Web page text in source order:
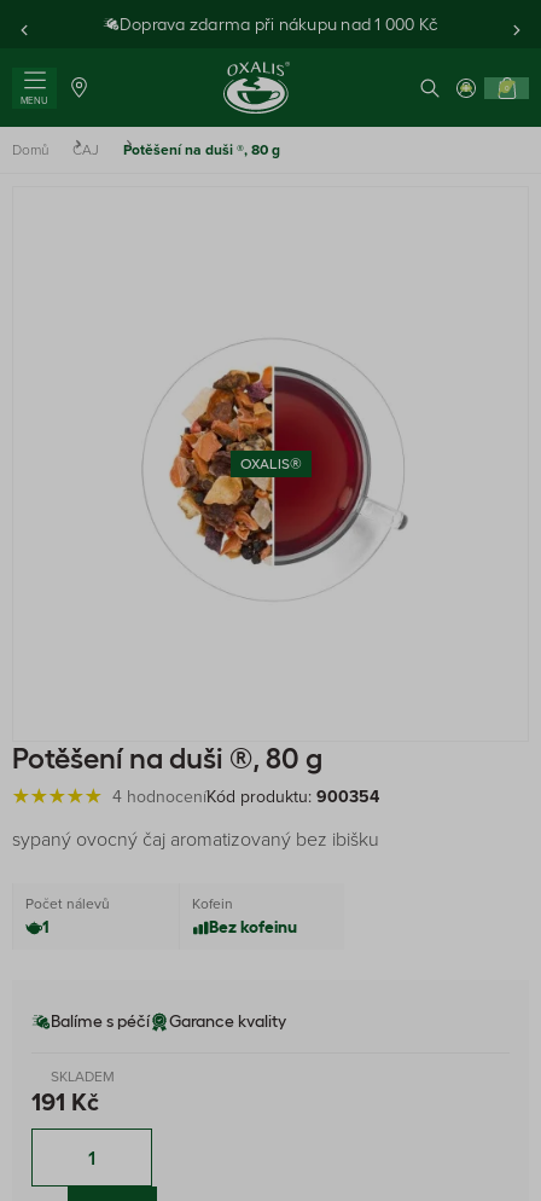
Doprava zdarma při nákupu nad 1 000 Kč
MENU
0
Domů ČAJ Potěšení na duši ®, 80 g
OXALIS®
Potěšení na duši ®, 80 g
4 hodnoceníKód produktu: 900354
sypaný ovocný čaj aromatizovaný bez ibišku
Počet nálevů
1
Kofein
Bez kofeinu
Balíme s péčí Garance kvality
SKLADEM
191 Kč